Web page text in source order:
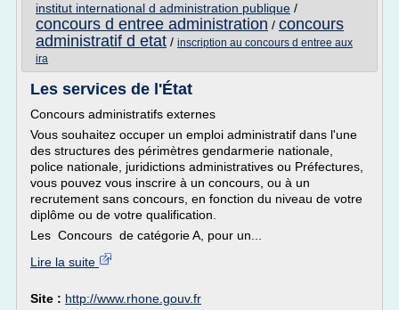
institut international d administration publique /
concours d entree administration / concours
administratif d etat / inscription au concours d entree aux
ira
Les services de l'État
Concours administratifs externes
Vous souhaitez occuper un emploi administratif dans l'une
des structures des périmètres gendarmerie nationale,
police nationale, juridictions administratives ou Préfectures,
vous pouvez vous inscrire à un concours, ou à un
recrutement sans concours, en fonction du niveau de votre
diplôme ou de votre qualification.
Les Concours de catégorie A, pour un...
Lire la suite
Site : http://www.rhone.gouv.fr